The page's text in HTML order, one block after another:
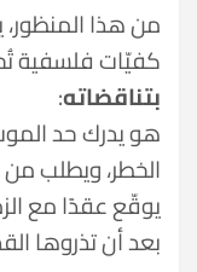
من هذا
كفيّات فلسفية
بتناقضاته:
هو يدرك حد
الخطر، ويطلب من
يوقّع عقدًا مع
بعد أن تذروها